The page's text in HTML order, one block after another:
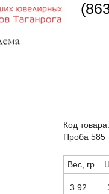
Код
Проба 585
Вес, гр.
3.92